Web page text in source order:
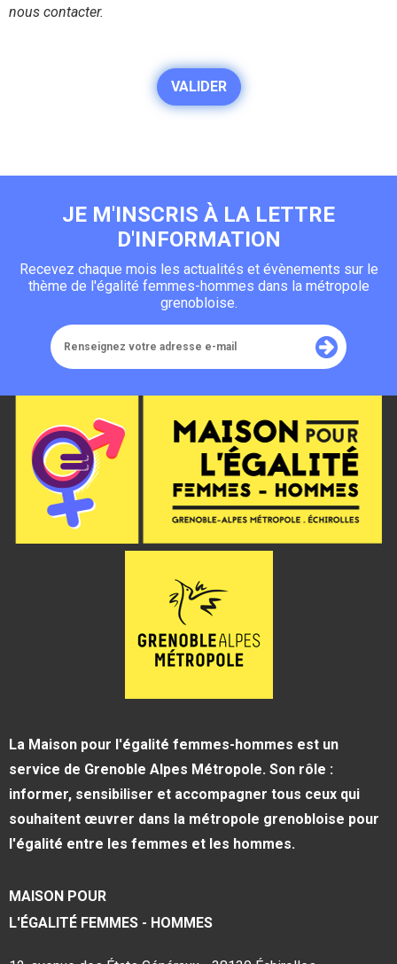
nous contacter.
JE M'INSCRIS À LA LETTRE
D'INFORMATION
Recevez chaque mois les actualités et évènements sur le
thème de l'égalité femmes-hommes dans la métropole
grenobloise.
Renseignez
votre
mail
La Maison pour l'égalité femmes-hommes est un
service de Grenoble Alpes Métropole. Son rôle :
informer, sensibiliser et accompagner tous ceux qui
souhaitent œuvrer dans la métropole grenobloise pour
l'égalité entre les femmes et les hommes.
MAISON POUR
L'ÉGALITÉ FEMMES - HOMMES